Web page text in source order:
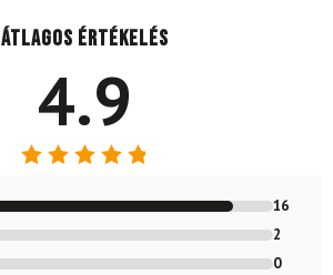
Átlagos értékelés
4.9
4.89/ 5
16
2
0